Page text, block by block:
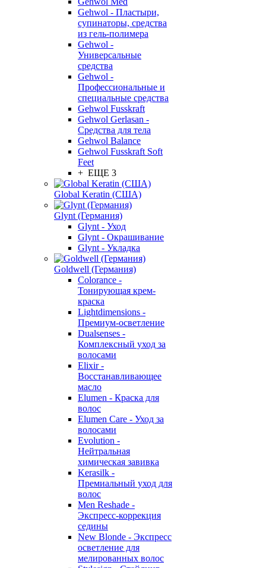
Gehwol - Пластыри,
супинаторы, средства
из гель-полимера
Gehwol -
Универсальные
средства
Gehwol -
Профессиональные и
специальные средства
Gehwol Fusskraft
Gehwol Gerlasan -
Средства для тела
Gehwol Balance
Gehwol Fusskraft Soft
Feet
+ ЕЩЕ 3
Global Keratin (США)
Glynt (Германия)
Glynt - Уход
Glynt - Окрашивание
Glynt - Укладка
Goldwell (Германия)
Colorance -
Тонирующая крем-
краска
Lightdimensions -
Премиум-осветление
Dualsenses -
Комплексный уход за
волосами
Elixir -
Восстанавливающее
масло
Elumen - Краска для
волос
Elumen Care - Уход за
волосами
Evolution -
Нейтральная
химическая завивка
Kerasilk -
Премиальный уход для
волос
Men Reshade -
Экспресс-коррекция
седины
New Blonde - Экспресс
осветление для
мелированных волос